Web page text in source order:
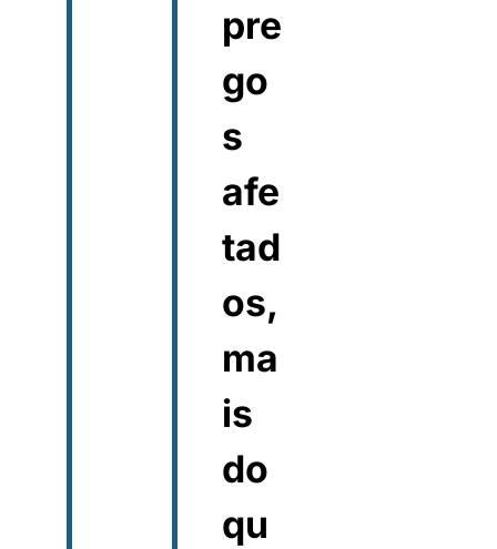
pre
go
s
afe
tad
os,
ma
is
do
qu